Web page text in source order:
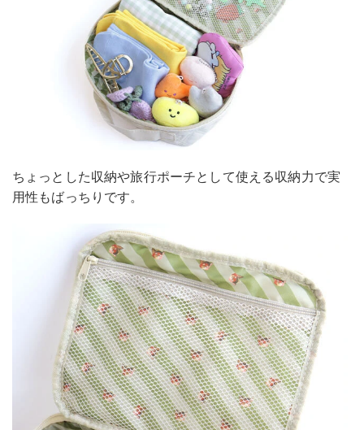
ちょっとした収納や旅行ポーチとして使える収納力で実
用性もばっちりです。